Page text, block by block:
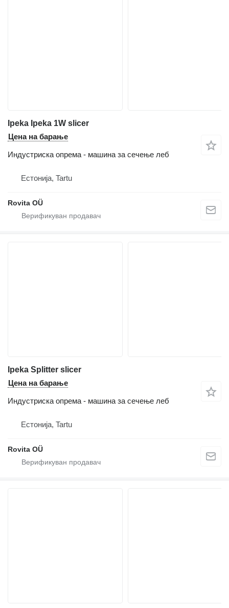
Ipeka Ipeka 1W slicer
Цена на барање
Индустриска опрема - машина за сечење леб
Естонија, Tartu
Rovita OÜ
Ipeka Splitter slicer
Цена на барање
Индустриска опрема - машина за сечење леб
Естонија, Tartu
Rovita OÜ